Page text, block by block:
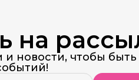
на
новости, чтобы быть